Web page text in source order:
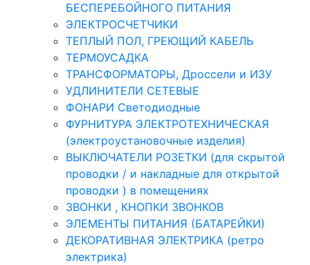
БЕСПЕРЕБОЙНОГО ПИТАНИЯ
ЭЛЕКТРОСЧЕТЧИКИ
ТЕПЛЫЙ ПОЛ, ГРЕЮЩИЙ КАБЕЛЬ
ТЕРМОУСАДКА
ТРАНСФОРМАТОРЫ, Дроссели и ИЗУ
УДЛИНИТЕЛИ СЕТЕВЫЕ
ФОНАРИ Светодиодные
ФУРНИТУРА ЭЛЕКТРОТЕХНИЧЕСКАЯ
(электроустановочные изделия)
ВЫКЛЮЧАТЕЛИ РОЗЕТКИ (для скрытой
проводки / и накладные для открытой
проводки ) в помещениях
ЗВОНКИ , КНОПКИ ЗВОНКОВ
ЭЛЕМЕНТЫ ПИТАНИЯ (БАТАРЕЙКИ)
ДЕКОРАТИВНАЯ ЭЛЕКТРИКА (ретро
электрика)